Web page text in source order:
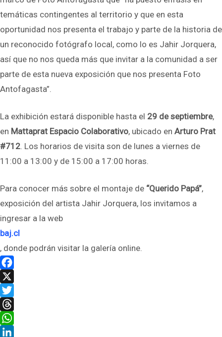
temáticas contingentes al territorio y que en esta
oportunidad nos presenta el trabajo y parte de la historia de
un reconocido fotógrafo local, como lo es Jahir Jorquera,
así que no nos queda más que invitar a la comunidad a ser
parte de esta nueva exposición que nos presenta Foto
Antofagasta”.
La exhibición estará disponible hasta el 29 de septiembre,
en Mattaprat Espacio Colaborativo, ubicado en Arturo Prat
#712. Los horarios de visita son de lunes a viernes de
11:00 a 13:00 y de 15:00 a 17:00 horas.
Para conocer más sobre el montaje de “Querido Papá”,
exposición del artista Jahir Jorquera, los invitamos a
ingresar a la web
baj.cl
, donde podrán visitar la galería online.
Facebook
X
Twitter
Threads
WhatsApp